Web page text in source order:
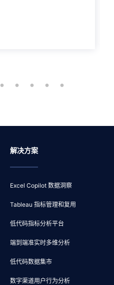
解决方案
Excel Copilot 数据洞察
Tableau 指标管理和复用
低代码指标分析平台
端到端准实时多维分析
低代码数据集市
数字渠道用户行为分析